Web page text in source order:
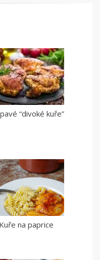
“divoké kuře”
Kuře na paprice